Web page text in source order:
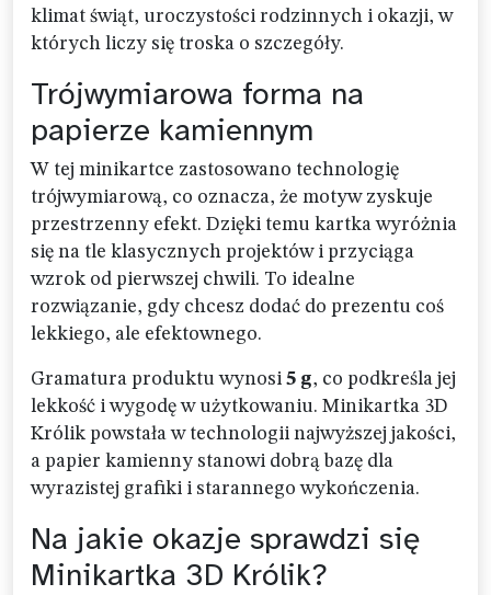
klimat świąt, uroczystości rodzinnych i okazji, w
których liczy się troska o szczegóły.
Trójwymiarowa forma na
papierze kamiennym
W tej minikartce zastosowano technologię
trójwymiarową, co oznacza, że motyw zyskuje
przestrzenny efekt. Dzięki temu kartka wyróżnia
się na tle klasycznych projektów i przyciąga
wzrok od pierwszej chwili. To idealne
rozwiązanie, gdy chcesz dodać do prezentu coś
lekkiego, ale efektownego.
Gramatura produktu wynosi 5 g, co podkreśla jej
lekkość i wygodę w użytkowaniu. Minikartka 3D
Królik powstała w technologii najwyższej jakości,
a papier kamienny stanowi dobrą bazę dla
wyrazistej grafiki i starannego wykończenia.
Na jakie okazje sprawdzi się
Minikartka 3D Królik?